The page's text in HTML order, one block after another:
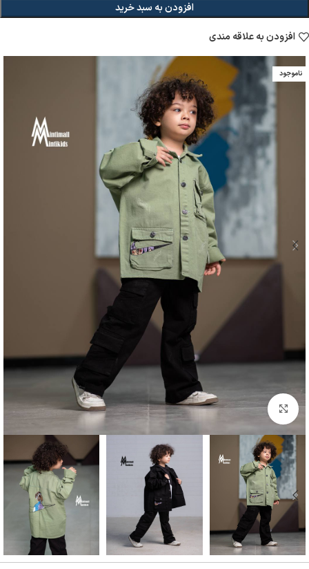
افزودن به سبد خرید
افزودن به علاقه مندی
ناموجود
بزرگنمایی تصویر